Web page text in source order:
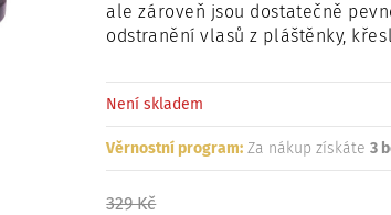
ale zároveň jsou dostatečně
odstranění vlasů z pláštěnky,
Není skladem
Věrnostní program: Za nákup získáte3
329 Kč